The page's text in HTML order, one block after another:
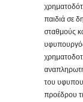
παιδιά σε
σταθμούς
του
προέδρου